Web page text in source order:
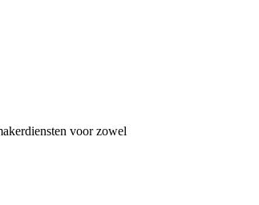
voor zowel